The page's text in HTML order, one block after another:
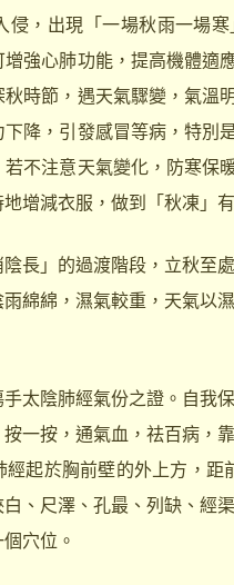
侵，出現「一場秋雨一場
增強心肺功能，提高機體
時節，遇天氣驟變，氣溫
降，引發感冒等病，特別
不注意天氣變化，防寒保
增減衣服，做到「秋凍」
」的過渡階段，立秋至
綿綿，濕氣較重，天氣以
陰肺經氣份之證。自我
一按，通氣血，祛百病，
起於胸前壁的外上方，距
、尺澤、孔最、列缺、經
穴位。